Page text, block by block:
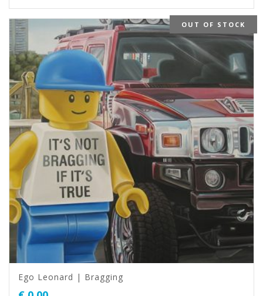
OUT OF STOCK
Ego Leonard | Bragging